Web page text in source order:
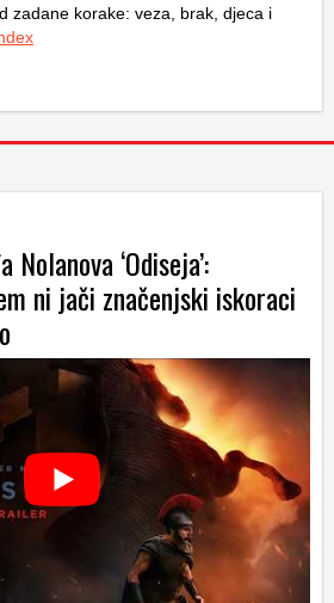
zadane korake: veza, brak, djeca i
‘Odiseja’:
ni jači značenjski iskoraci